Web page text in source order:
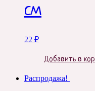
см
22 ₽
Добавить в
Распродажа!